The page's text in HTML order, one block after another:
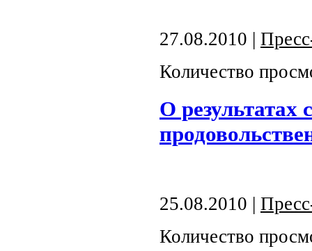
27.08.2010 |
Количество
О результатах
25.08.2010 |
Количество